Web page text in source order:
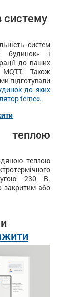
систему
систем
будинок» і
до ваших
Також
підготували
до яких
terneo.
теплою
теплою
230 В.
закритим або